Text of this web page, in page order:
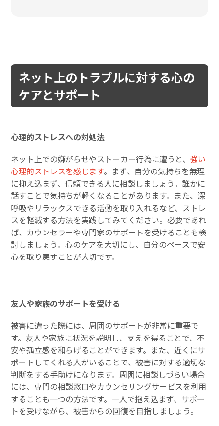
ネット上のトラブルに対する心の
ケアとサポート
心理的ストレスへの対処法
ネット上での嫌がらせやストーカー行為に遭うと、強い
心理的ストレスを感じます。まず、自分の気持ちを無理
に抑え込まず、信頼できる人に相談しましょう。誰かに
話すことで気持ちが軽くなることがあります。また、深
呼吸やリラックスできる活動を取り入れるなど、ストレ
スを軽減する方法を実践してみてください。必要であれ
ば、カウンセラーや専門家のサポートを受けることも検
討しましょう。心のケアを大切にし、自分のペースで安
心を取り戻すことが大切です。
友人や家族のサポートを受ける
被害に遭った際には、周囲のサポートが非常に重要で
す。友人や家族に状況を説明し、支えを得ることで、不
安や孤立感を和らげることができます。また、近くにサ
ポートしてくれる人がいることで、被害に対する適切な
判断をする手助けになります。周囲に相談しづらい場合
には、専門の相談窓口やカウンセリングサービスを利用
することも一つの方法です。一人で抱え込まず、サポー
トを受けながら、被害からの回復を目指しましょう。